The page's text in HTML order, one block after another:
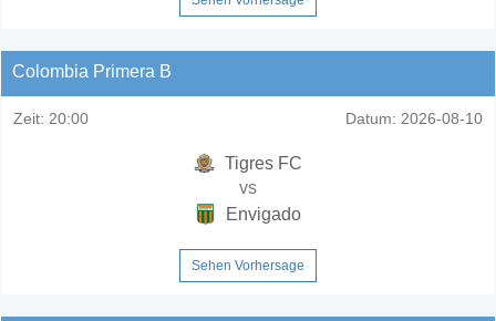
Colombia Primera B
Zeit: 20:00 Datum: 2026-08-10
Tigres FC
vs
Envigado
Sehen Vorhersage